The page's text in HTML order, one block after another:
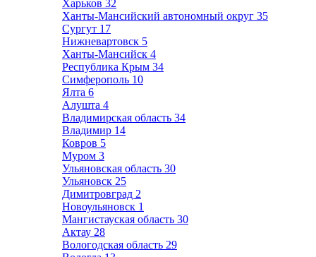
Харьков 32
Ханты-Мансийский автономный округ 35
Сургут 17
Нижневартовск 5
Ханты-Мансийск 4
Республика Крым 34
Симферополь 10
Ялта 6
Алушта 4
Владимирская область 34
Владимир 14
Ковров 5
Муром 3
Ульяновская область 30
Ульяновск 25
Димитровград 2
Новоульяновск 1
Мангистауская область 30
Актау 28
Вологодская область 29